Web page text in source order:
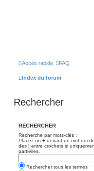
Accès rapide FAQ
Index du forum
Rechercher
RECHERCHER
Recherche par mots-clés :
Placez un + devant un mot qui
des | entre crochets si
partielles.
Rechercher tous les termes